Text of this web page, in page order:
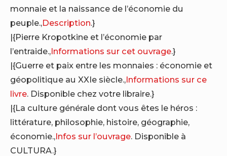
monnaie et la naissance de l’économie du
peuple.,Description.}
|{Pierre Kropotkine et l’économie par
l’entraide.,Informations sur cet ouvrage.}
|{Guerre et paix entre les monnaies : économie et
géopolitique au XXIe siècle.,Informations sur ce
livre. Disponible chez votre libraire.}
|{La culture générale dont vous êtes le héros :
littérature, philosophie, histoire, géographie,
économie.,Infos sur l’ouvrage. Disponible à
CULTURA.}